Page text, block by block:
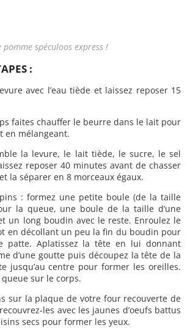
pomme spéculoos express !
:
avec l’eau tiède et laissez reposer 15
faites chauffer le beurre dans le lait pour
en mélangeant.
la levure, le lait tiède, le sucre, le sel
reposer 40 minutes avant de chasser
la séparer en 8 morceaux égaux.
: formez une petite boule (de la taille
la queue, une boule de la taille d’une
un long boudin avec le reste. Enroulez le
en décollant un peu la fin du boudin pour
patte. Aplatissez la tête en lui donnant
d’une goutte puis découpez la tête de la
jusqu’au centre pour former les oreilles.
sur le corps.
sur la plaque de votre four recouverte de
les avec les jaunes d’oeufs battus
secs pour former les yeux.